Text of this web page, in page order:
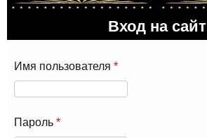
Вход на сайт
Имя пользователя *
Пароль *